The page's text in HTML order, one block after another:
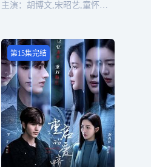
主演：胡博文,宋昭艺,童怀洲,杜容一,余逸蕾,苏晨,孙露鹭,俞逸夫
第15集完结